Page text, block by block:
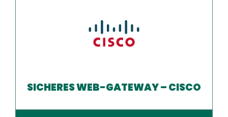
SICHERES WEB-GATEWAY – CISCO